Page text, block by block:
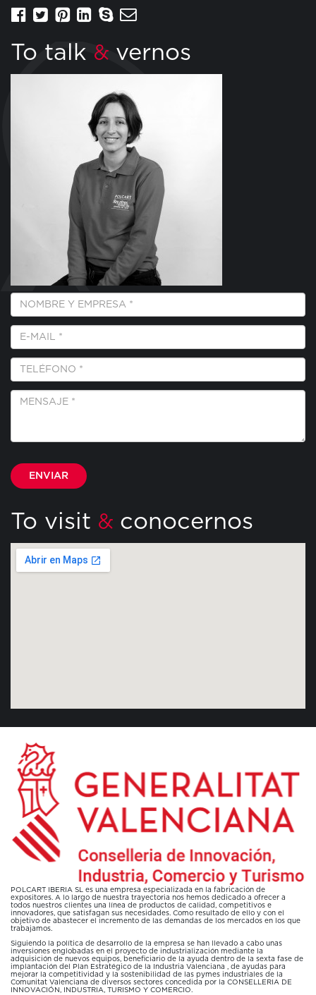
To talk & vernos
Empresa
Nombre
E-
Mail
*
Teléfono
Mensaje
To visit & conocernos
POLCART IBERIA SL es una empresa especializada en la fabricación de
expositores. A lo largo de nuestra trayectoria nos hemos dedicado a ofrecer a
todos nuestros clientes una línea de productos de calidad, competitivos e
innovadores, que satisfagan sus necesidades. Como resultado de ello y con el
objetivo de abastecer el incremento de las demandas de los mercados en los que
trabajamos.
Siguiendo la política de desarrollo de la empresa se han llevado a cabo unas
inversiones englobadas en el proyecto de industrialización mediante la
adquisición de nuevos equipos, beneficiario de la ayuda dentro de la sexta fase de
implantación del Plan Estratégico de la Industria Valenciana , de ayudas para
mejorar la competitividad y la sostenibilidad de las pymes industriales de la
Comunitat Valenciana de diversos sectores concedida por la CONSELLERIA DE
INNOVACIÓN, INDUSTRIA, TURISMO Y COMERCIO.